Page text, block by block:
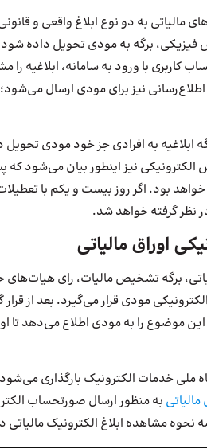
مالیاتی به دو نوع ابلاغ واقعی و
فیزیکی، برگه به مودی تحویل داده
حساب کاربری با ورود به سامانه، ابلاغیه
نیز برای مودی ارسال
ابلاغیه به افرادی جز خود مودی
از نوع قانونی خواهد بود. اگر روز بیست و
نظر گرفته خواهد شد.
اوراق مالیاتی
برگه تشخیص مالیات، رای هیات‌های
مودی قرار می‌گیرد. بعد از قرار
این موضوع را به مودی اطلاع می‌دهد تا
ملی خدمات الکترونیک بارگذاری
به منظور ارسال صورتحساب